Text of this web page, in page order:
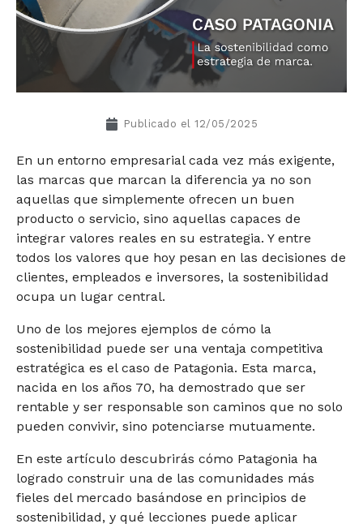
Publicado el 12/05/2025
En un entorno empresarial cada vez más exigente,
las marcas que marcan la diferencia ya no son
aquellas que simplemente ofrecen un buen
producto o servicio, sino aquellas capaces de
integrar valores reales en su estrategia. Y entre
todos los valores que hoy pesan en las decisiones de
clientes, empleados e inversores, la sostenibilidad
ocupa un lugar central.
Uno de los mejores ejemplos de cómo la
sostenibilidad puede ser una ventaja competitiva
estratégica es el caso de Patagonia. Esta marca,
nacida en los años 70, ha demostrado que ser
rentable y ser responsable son caminos que no solo
pueden convivir, sino potenciarse mutuamente.
En este artículo descubrirás cómo Patagonia ha
logrado construir una de las comunidades más
fieles del mercado basándose en principios de
sostenibilidad, y qué lecciones puede aplicar